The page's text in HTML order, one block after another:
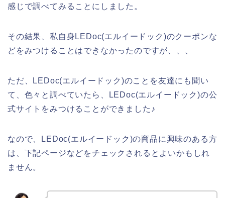
感じで調べてみることにしました。
その結果、私自身LEDoc(エルイードック)のクーポンな
どをみつけることはできなかったのですが、、、
ただ、LEDoc(エルイードック)のことを友達にも聞い
て、色々と調べていたら、LEDoc(エルイードック)の公
式サイトをみつけることができました♪
なので、LEDoc(エルイードック)の商品に興味のある方
は、下記ページなどをチェックされるとよいかもしれ
ません。